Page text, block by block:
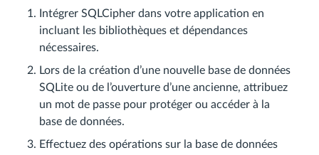
Intégrer SQLCipher dans votre application en
incluant les bibliothèques et dépendances
nécessaires.
Lors de la création d’une nouvelle base de données
SQLite ou de l’ouverture d’une ancienne, attribuez
un mot de passe pour protéger ou accéder à la
base de données.
Effectuez des opérations sur la base de données